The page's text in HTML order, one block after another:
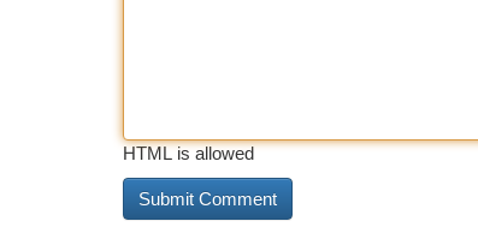
HTML is allowed